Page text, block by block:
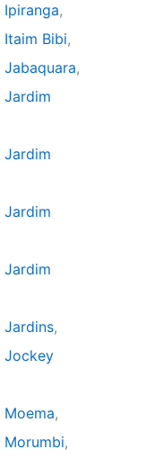
Ipiranga,
Itaim Bibi,
Jabaquara,
Jardim
Jardim
Jardim
Jardim
Jardins,
Jockey
Moema,
Morumbi,